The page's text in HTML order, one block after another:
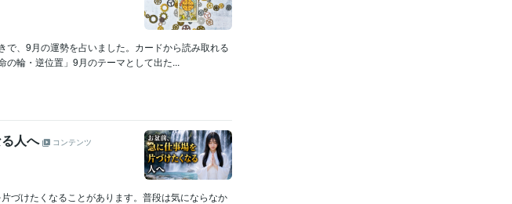
で、9月の運勢を占いました。カードから読み取れる
の輪・逆位置」9月のテーマとして出た...
人へ
コンテンツ
づけたくなることがあります。普段は気にならなか